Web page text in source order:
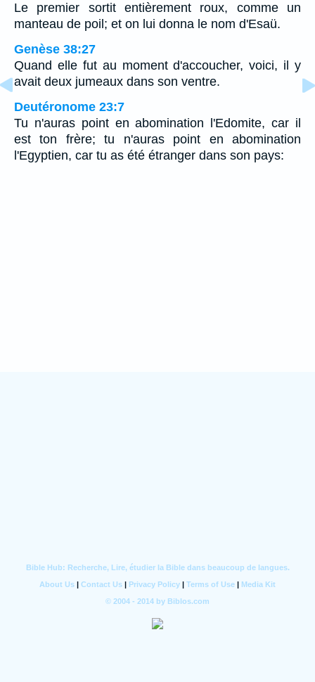
Le premier sortit entièrement roux, comme un
manteau de poil; et on lui donna le nom d'Esaü.
Genèse 38:27
Quand elle fut au moment d'accoucher, voici, il y
avait deux jumeaux dans son ventre.
Deutéronome 23:7
Tu n'auras point en abomination l'Edomite, car il
est ton frère; tu n'auras point en abomination
l'Egyptien, car tu as été étranger dans son pays: